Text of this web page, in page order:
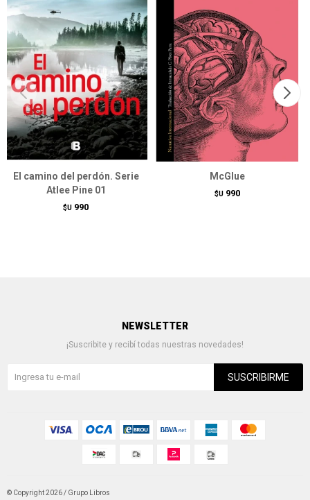
El camino del perdón. Serie
Atlee Pine 01
$U 990
McGlue
$U 990
NEWSLETTER
¡Suscribite y recibí todas nuestras novedades!
SUSCRIBIRME
© Copyright 2026 / Grupo Libros